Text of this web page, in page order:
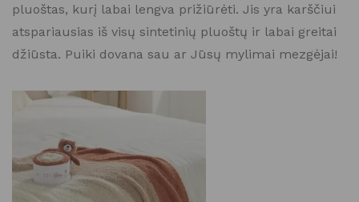
pluoštas, kurį labai lengva prižiūrėti. Jis yra karščiui
atspariausias iš visų sintetinių pluoštų ir labai greitai
džiūsta. Puiki dovana sau ar Jūsų mylimai mezgėjai!